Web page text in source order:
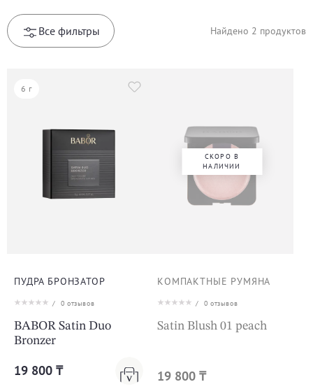
Все фильтры Найдено 2 продуктов
6 г
ПУДРА БРОНЗАТОР
/ 0 отзывов
BABOR Satin Duo
Bronzer
19 800 ₸
СКОРО В
НАЛИЧИИ
КОМПАКТНЫЕ РУМЯНА
/ 0 отзывов
Satin Blush 01 peach
19 800 ₸